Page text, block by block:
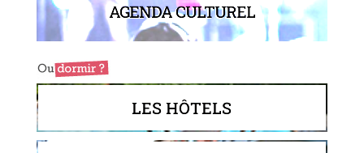
AGENDA CULTUREL
LES HÔTELS